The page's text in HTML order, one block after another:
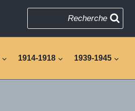
Recherche
1914-1918 1939-1945